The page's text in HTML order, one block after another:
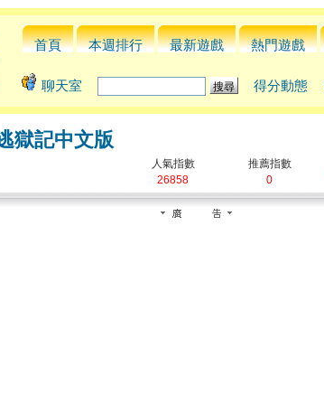
首頁 本週排行 最新遊戲 熱門遊戲
聊天室 得分動態
獄記中文版
人氣指數
26858
推薦指數
0